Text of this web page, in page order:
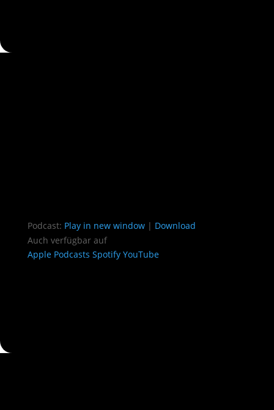
Podcast: Play in new window| Download
Auch verfügbar auf
Apple Podcasts Spotify YouTube